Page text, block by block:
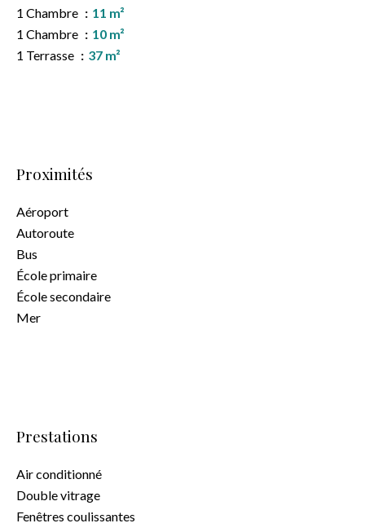
1 Chambre
11 m²
1 Chambre
10 m²
1 Terrasse
37 m²
Proximités
Aéroport
Autoroute
Bus
École primaire
École secondaire
Mer
Prestations
Air conditionné
Double vitrage
Fenêtres coulissantes